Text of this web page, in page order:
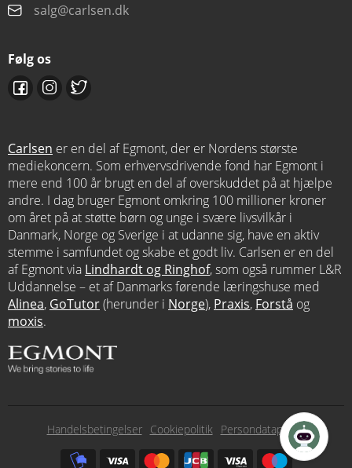
salg@carlsen.dk
Følg os
Carlsen er en del af Egmont, der er Nordens største
mediekoncern. Som erhvervsdrivende fond har Egmont i
mere end 100 år brugt en del af overskuddet på at hjælpe
andre. I dag bruger Egmont omkring 100 millioner kroner
om året på at støtte børn og unge i svære livsvilkår i
Danmark, Norge og Sverige i at udanne sig, have en aktiv
stemme i samfundet og skabe et godt liv. Carlsen er en del
af Egmont via Lindhardt og Ringhof, som også rummer L&R
Uddannelse – et af Danmarks førende læringshuse med
Alinea, GoTutor(herunder i Norge), Praxis, Forstå og
moxis.
Subfooter
Handelsbetingelser Cookiepolitik
Persondatapolitik
Subfooter